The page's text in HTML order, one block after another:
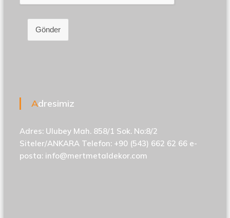
Gönder
Adresimiz
Adres: Ulubey Mah. 858/1 Sok. No:8/2
Siteler/ANKARA Telefon: +90 (543) 662 62 66 e-
posta: info@mertmetaldekor.com